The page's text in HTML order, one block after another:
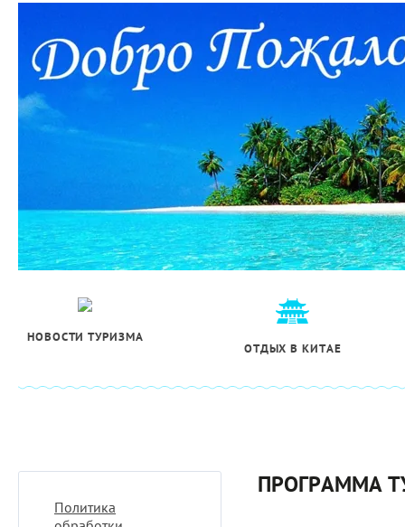
НОВОСТИ ТУРИЗМА
ОТДЫХ В КИТАЕ
Политика
ПРОГРАММА